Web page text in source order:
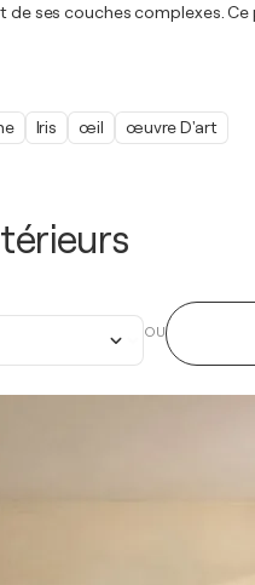
OU
ses couches complexes.
Iris œil œuvre D'art